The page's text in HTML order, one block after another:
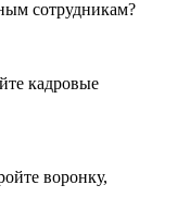
сотрудникам?
кадровые
воронку,